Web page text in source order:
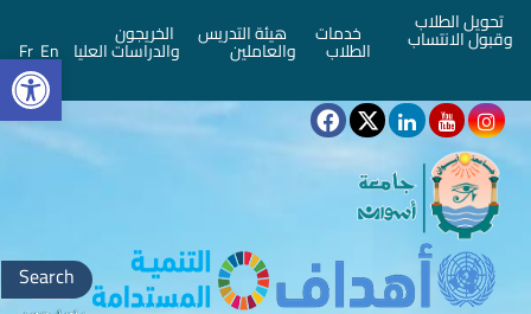
تحويل الطلاب
وقبول الانتساب خدمات
الطلاب
هيئة التدريس
والعاملين
الخريجون
والدراسات العليا En
Fr
Search
for: